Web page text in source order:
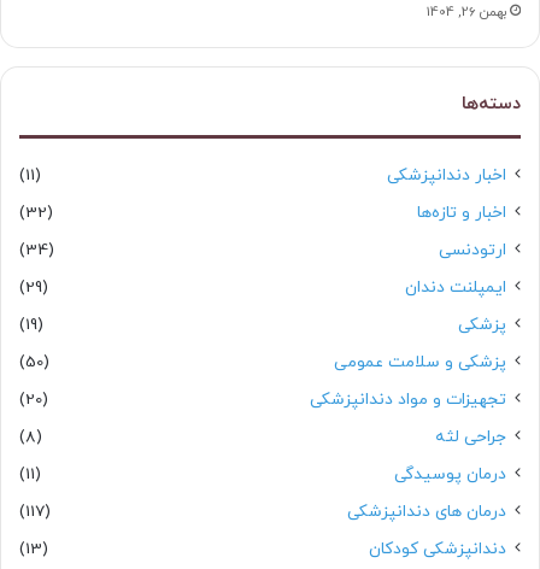
بهمن 26, 1404
دسته‌ها
اخبار دندانپزشکی
(11)
اخبار و تازه‌ها
(32)
ارتودنسی
(34)
ایمپلنت دندان
(29)
پزشکی
(19)
پزشکی و سلامت عمومی
(50)
تجهیزات و مواد دندانپزشکی
(20)
جراحی لثه
(8)
درمان پوسیدگی
(11)
درمان های دندانپزشکی
(117)
دندانپزشکی کودکان
(13)